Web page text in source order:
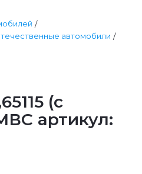
автомобили
(с
артикул: